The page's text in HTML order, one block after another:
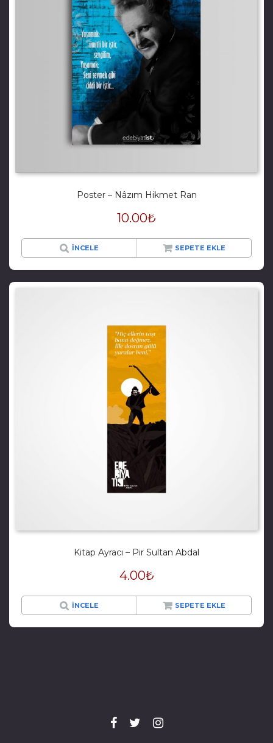
Poster – Nâzım Hikmet Ran
10.00₺
İNCELE SEPETE EKLE
Kitap Ayracı – Pir Sultan Abdal
4.00₺
İNCELE SEPETE EKLE